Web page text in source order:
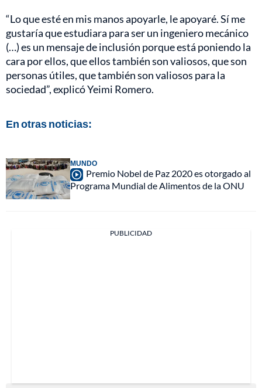
“Lo que esté en mis manos apoyarle, le apoyaré. Sí me
gustaría que estudiara para ser un ingeniero mecánico
(…) es un mensaje de inclusión porque está poniendo la
cara por ellos, que ellos también son valiosos, que son
personas útiles, que también son valiosos para la
sociedad”, explicó Yeimi Romero.
En otras noticias:
MUNDO
Premio Nobel de Paz 2020 es otorgado al
Programa Mundial de Alimentos de la ONU
PUBLICIDAD